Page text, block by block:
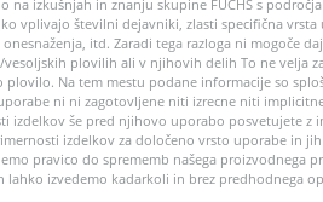
na izkušnjah in znanju skupine FUCHS s
vplivajo številni dejavniki, zlasti specifična
itd. Zaradi tega razloga ni mogoče
plovilih ali v njihovih delih To ne velja
Na tem mestu podane informacije so
ni ni zagotovljene niti izrecne niti
izdelkov še pred njihovo uporabo posvetujete z
izdelkov za določeno vrsto uporabe in
pravico do sprememb našega
izvedemo kadarkoli in brez predhodnega